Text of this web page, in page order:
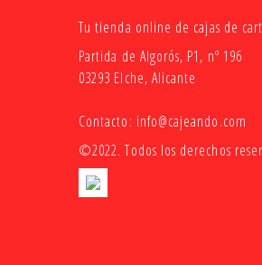
Tu tienda online de cajas de
Partida de Algorós, P1, nº 196
03293 Elche, Alicante
Contacto: info@cajeando.com
©2022. Todos los derechos